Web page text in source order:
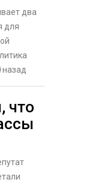
два
для
назад
что